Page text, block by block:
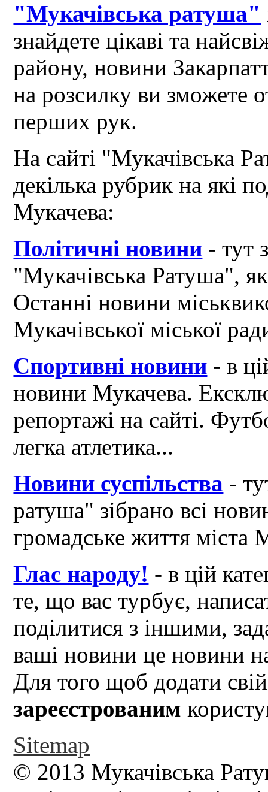
"Мукачівська ратуша"
знайдете цікаві та
району, новини
на розсилку ви зможете
перших рук.
На сайті "Мукачівська
декілька рубрик на які
Мукачева:
Політичні новини - тут
"Мукачівська Ратуша",
Останні новини
Мукачівської міської
Спортивні новини - в
новини Мукачева.
репортажі на сайті.
легка атлетика...
Новини суспільства -
ратуша" зібрано всі
громадське життя міста
Глас народу! - в цій
те, що вас турбує,
поділитися з іншими,
ваші новини це новини
Для того щоб додати
зареєстрованим
Sitemap
© 2013 Мукачівська